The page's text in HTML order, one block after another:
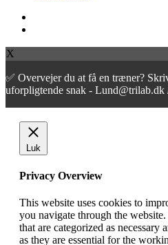
X
✅ Overvejer du at få en træner?
uforpligtende snak - Lund@trilab.dk
Luk
Privacy Overview
This website uses cookies to
you navigate through the
that are categorized as necessary
as they are essential for the